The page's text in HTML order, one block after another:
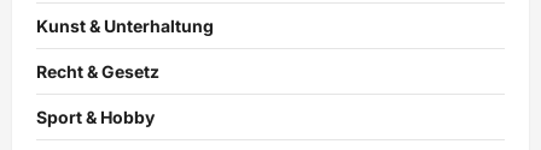
Kunst & Unterhaltung
Recht & Gesetz
Sport & Hobby